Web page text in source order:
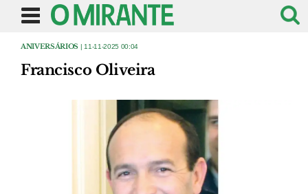
ANIVERSÁRIOS | 11-11-2025 00:04
Francisco Oliveira